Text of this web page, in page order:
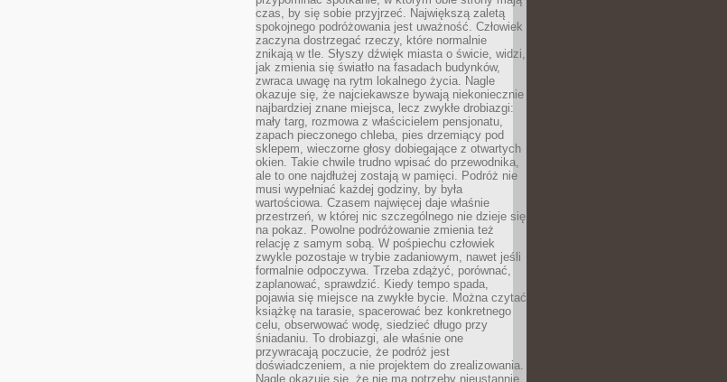
czas, by się sobie przyjrzeć. Największą zaletą
spokojnego podróżowania jest uważność. Człowiek
zaczyna dostrzegać rzeczy, które normalnie
znikają w tle. Słyszy dźwięk miasta o świcie, widzi,
jak zmienia się światło na fasadach budynków,
zwraca uwagę na rytm lokalnego życia. Nagle
okazuje się, że najciekawsze bywają niekoniecznie
najbardziej znane miejsca, lecz zwykłe drobiazgi:
mały targ, rozmowa z właścicielem pensjonatu,
zapach pieczonego chleba, pies drzemiący pod
sklepem, wieczorne głosy dobiegające z otwartych
okien. Takie chwile trudno wpisać do przewodnika,
ale to one najdłużej zostają w pamięci. Podróż nie
musi wypełniać każdej godziny, by była
wartościowa. Czasem najwięcej daje właśnie
przestrzeń, w której nic szczególnego nie dzieje się
na pokaz. Powolne podróżowanie zmienia też
relację z samym sobą. W pośpiechu człowiek
zwykle pozostaje w trybie zadaniowym, nawet jeśli
formalnie odpoczywa. Trzeba zdążyć, porównać,
zaplanować, sprawdzić. Kiedy tempo spada,
pojawia się miejsce na zwykłe bycie. Można czytać
książkę na tarasie, spacerować bez konkretnego
celu, obserwować wodę, siedzieć długo przy
śniadaniu. To drobiazgi, ale właśnie one
przywracają poczucie, że podróż jest
doświadczeniem, a nie projektem do zrealizowania.
Nagle okazuje się, że nie ma potrzeby nieustannie